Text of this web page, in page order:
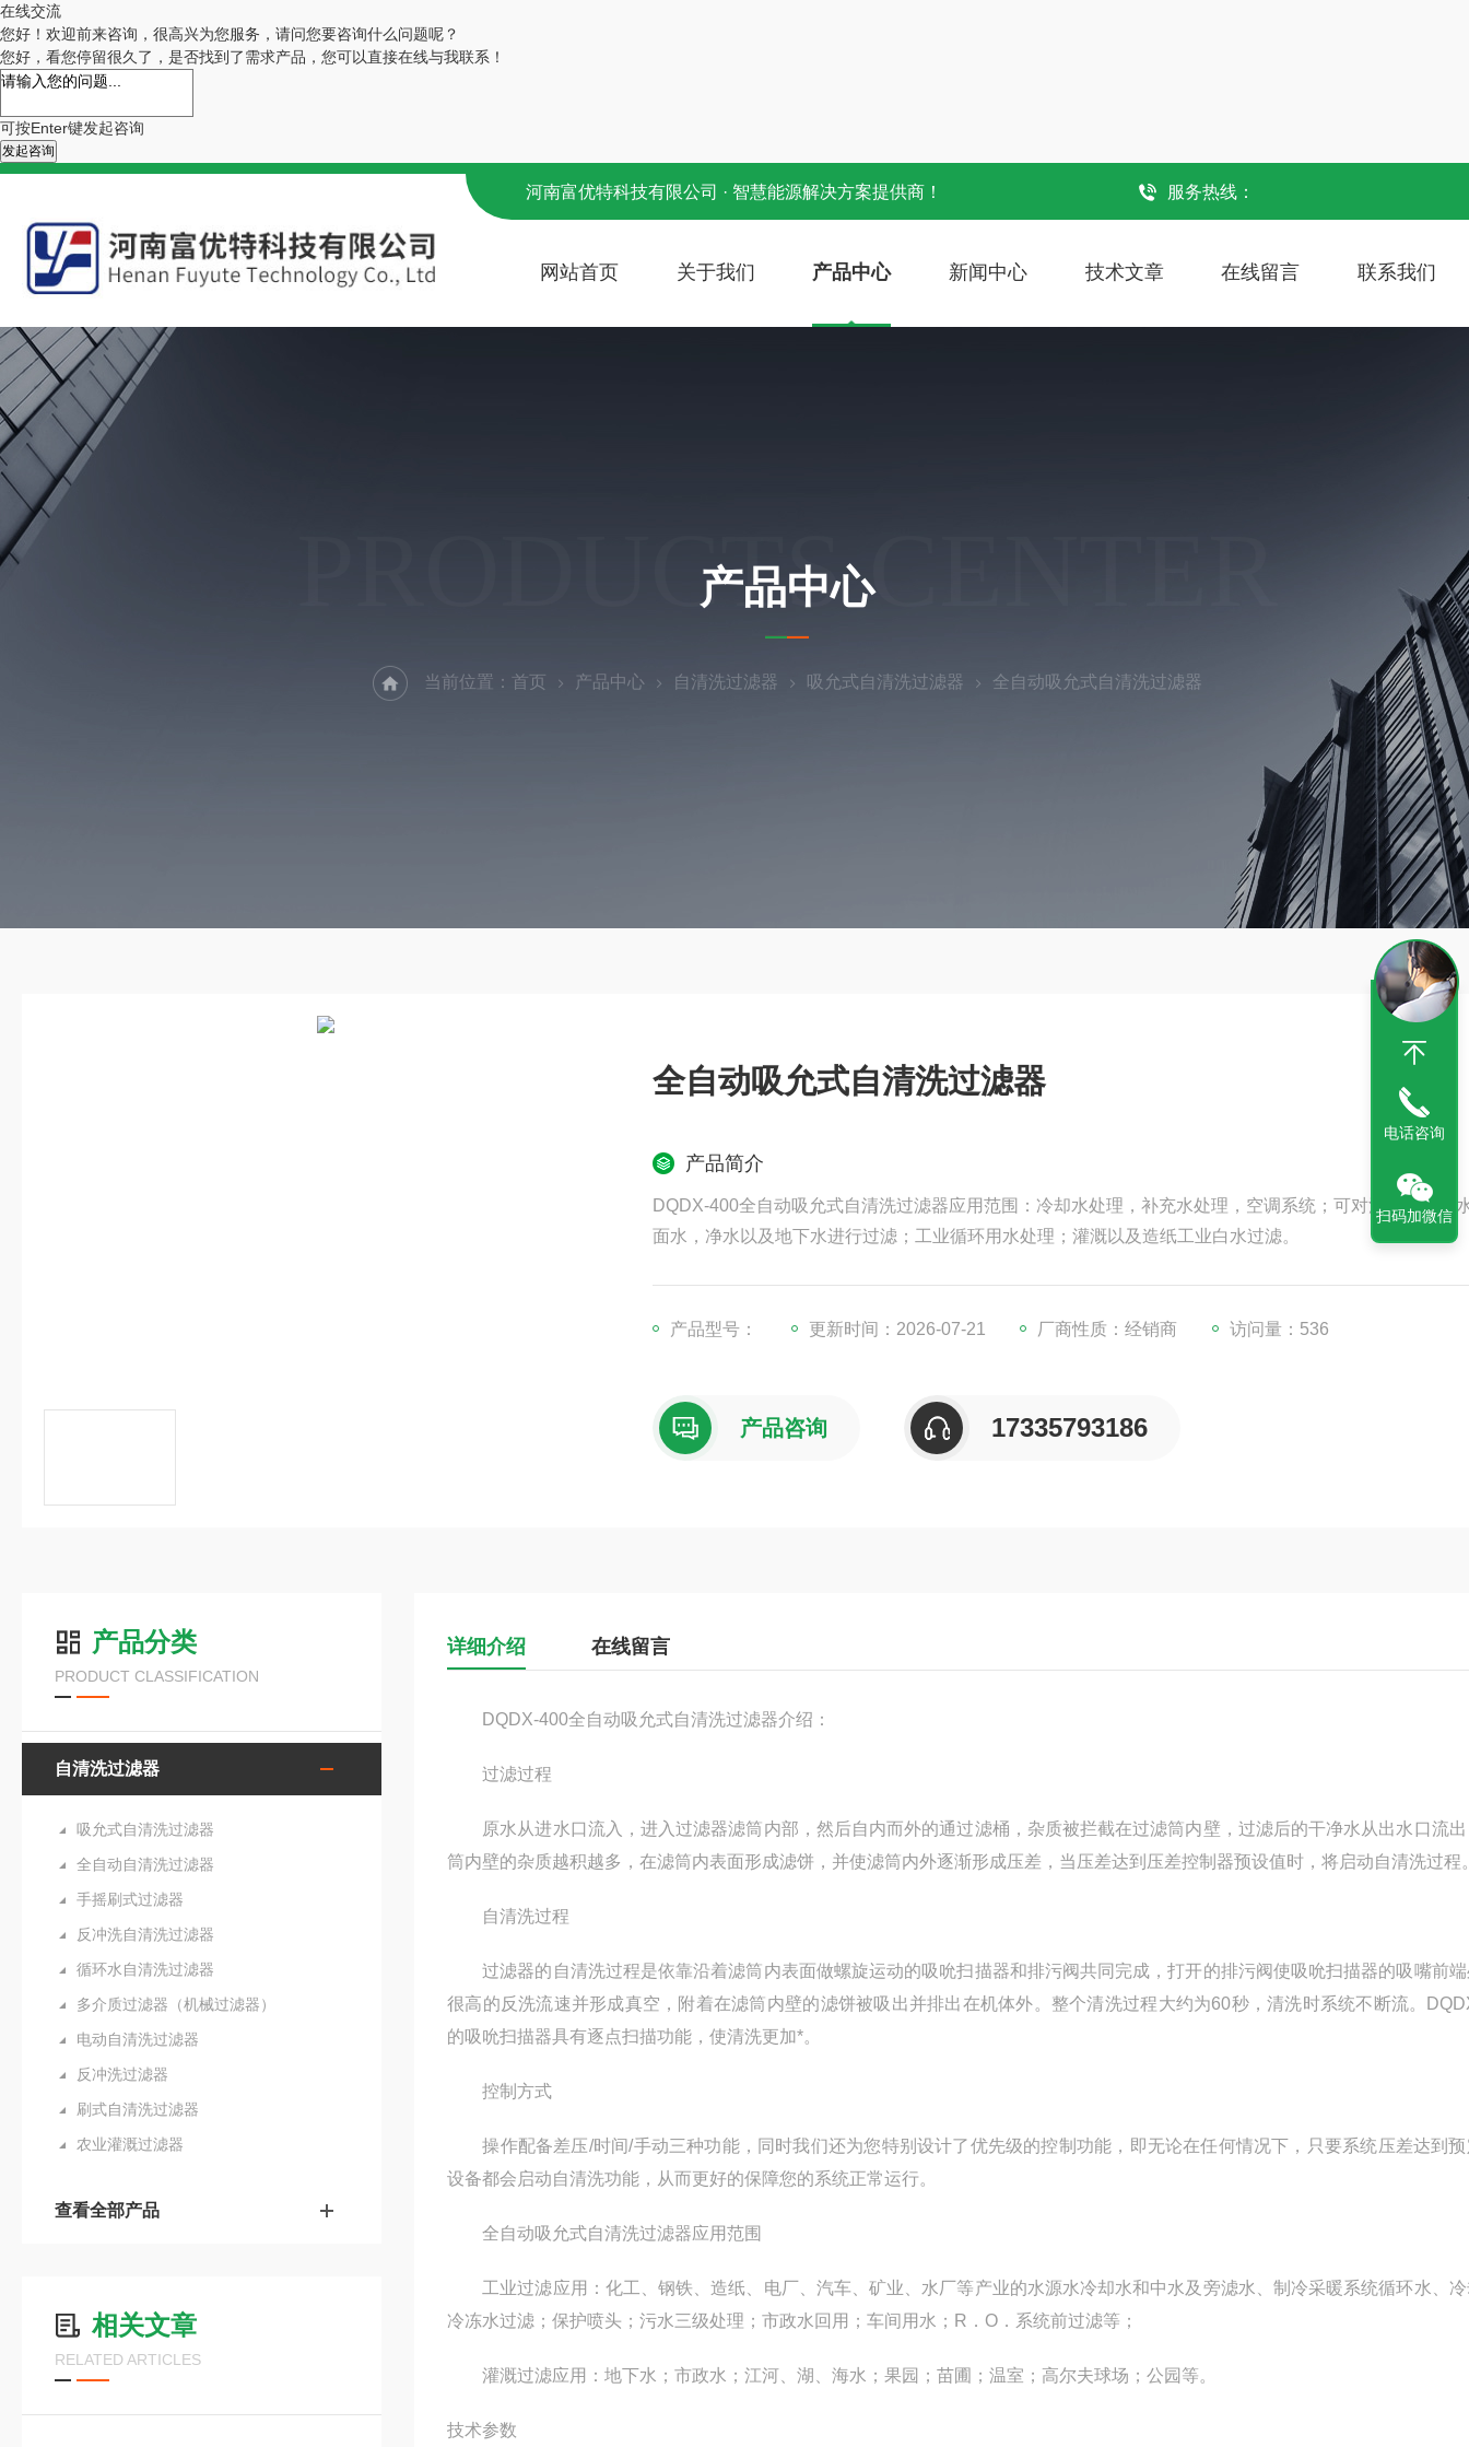
在线交流
您好！欢迎前来咨询，很高兴为您服务，请问您要咨询什么问题呢？
您好，看您停留很久了，是否找到了需求产品，您可以直接在线与我联系！
可按Enter键发起咨询
发起咨询
河南富优特科技有限公司 · 智慧能源解决方案提供商！ 服务热线：
网站首页 关于我们 产品中心 新闻中心 技术文章 在线留言 联系我们
PRODUCTS CENTER
产品中心
当前位置： 首页 产品中心 自清洗过滤器 吸允式自清洗过滤器 全自动吸允式自清洗过滤器
全自动吸允式自清洗过滤器
产品简介
DQDX-400全自动吸允式自清洗过滤器应用范围：冷却水处理，补充水处理，空调系统；可对河道水，湖
面水，净水以及地下水进行过滤；工业循环用水处理；灌溉以及造纸工业白水过滤。
产品型号： 更新时间：2026-07-21 厂商性质：经销商 访问量：536
产品咨询 17335793186
产品分类
PRODUCT CLASSIFICATION
自清洗过滤器
吸允式自清洗过滤器
全自动自清洗过滤器
手摇刷式过滤器
反冲洗自清洗过滤器
循环水自清洗过滤器
多介质过滤器（机械过滤器）
电动自清洗过滤器
反冲洗过滤器
刷式自清洗过滤器
农业灌溉过滤器
查看全部产品
相关文章
RELATED ARTICLES
详细介绍 在线留言
DQDX-400全自动吸允式自清洗过滤器介绍：
过滤过程
原水从进水口流入，进入过滤器滤筒内部，然后自内而外的通过滤桶，杂质被拦截在过滤筒内壁，过滤后的干净水从出水口流
筒内壁的杂质越积越多，在滤筒内表面形成滤饼，并使滤筒内外逐渐形成压差，当压差达到压差控制器预设值时，将启动自清洗过程
自清洗过程
过滤器的自清洗过程是依靠沿着滤筒内表面做螺旋运动的吸吮扫描器和排污阀共同完成，打开的排污阀使吸吮扫描器的吸嘴前
很高的反洗流速并形成真空，附着在滤筒内壁的滤饼被吸出并排出在机体外。整个清洗过程大约为60秒，清洗时系统不断流。
的吸吮扫描器具有逐点扫描功能，使清洗更加*。
控制方式
操作配备差压/时间/手动三种功能，同时我们还为您特别设计了优先级的控制功能，即无论在任何情况下，只要系统压差达到预
设备都会启动自清洗功能，从而更好的保障您的系统正常运行。
全自动吸允式自清洗过滤器应用范围
工业过滤应用：化工、钢铁、造纸、电厂、汽车、矿业、水厂等产业的水源水冷却水和中水及旁滤水、制冷采暖系统循环水、
冷冻水过滤；保护喷头；污水三级处理；市政水回用；车间用水；R．O．系统前过滤等；
灌溉过滤应用：地下水；市政水；江河、湖、海水；果园；苗圃；温室；高尔夫球场；公园等。
技术参数
电话咨询
扫码加微信